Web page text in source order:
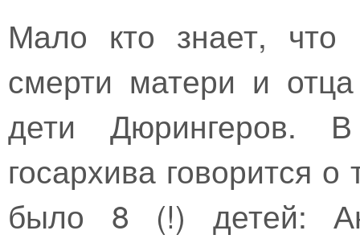
Мало кто знает, что
смерти матери и
дети Дюрингеров.
госархива говорится
было 8 (!) детей: